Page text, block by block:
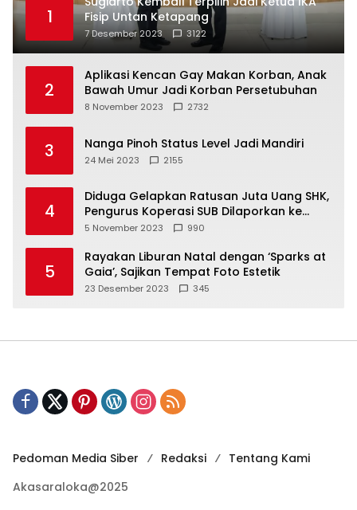
1
Fisip Untan Ketapang
7 Desember 2023 3122
2
Aplikasi Kencan Gay Makan Korban, Anak
Bawah Umur Jadi Korban Persetubuhan
8 November 2023 2732
3 Nanga Pinoh Status Level Jadi Mandiri
24 Mei 2023 2155
4
Diduga Gelapkan Ratusan Juta Uang SHK,
Pengurus Koperasi SUB Dilaporkan ke
Polisi
5 November 2023 990
5
Rayakan Liburan Natal dengan ‘Sparks at
Gaia’, Sajikan Tempat Foto Estetik
23 Desember 2023 345
Pedoman Media Siber Redaksi
Tentang Kami
Akasaraloka@2025